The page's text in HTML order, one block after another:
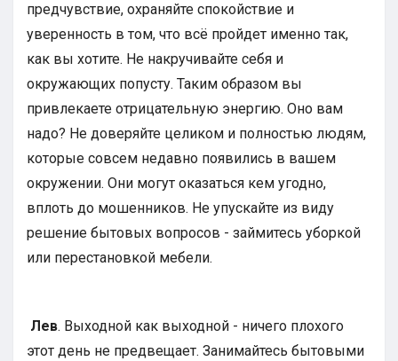
предчувствие, охраняйте спокойствие и
уверенность в том, что всё пройдет именно так,
как вы хотите. Не накручивайте себя и
окружающих попусту. Таким образом вы
привлекаете отрицательную энергию. Оно вам
надо? Не доверяйте целиком и полностью людям,
которые совсем недавно появились в вашем
окружении. Они могут оказаться кем угодно,
вплоть до мошенников. Не упускайте из виду
решение бытовых вопросов - займитесь уборкой
или перестановкой мебели.
Лев. Выходной как выходной - ничего плохого
этот день не предвещает. Занимайтесь бытовыми